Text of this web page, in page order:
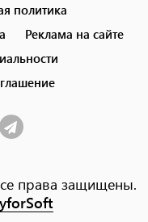
политика
Реклама на сайте
права защищены.